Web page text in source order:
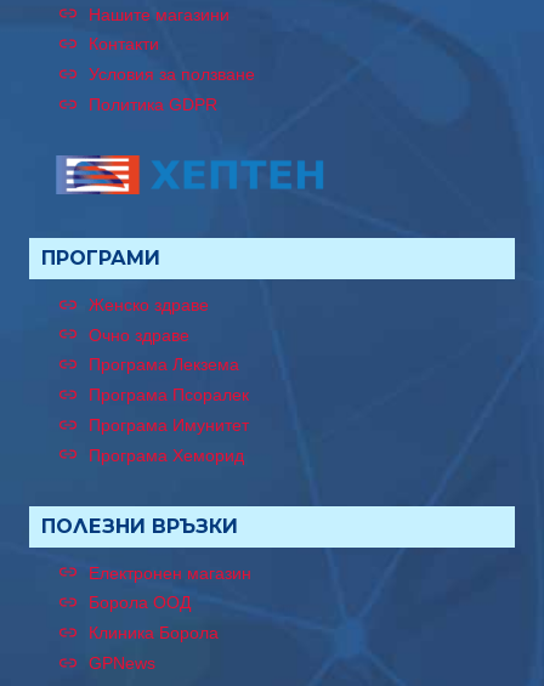
Нашите магазини
Контакти
Условия за ползване
Политика GDPR
ПРОГРАМИ
Женско здраве
Очно здраве
Програма Лекзема
Програма Псоралек
Програма Имунитет
Програма Хеморид
ПОЛЕЗНИ ВРЪЗКИ
Електронен магазин
Борола ООД
Клиника Борола
GPNews